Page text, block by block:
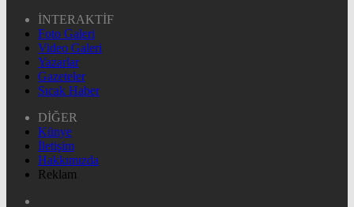
İNTERAKTİF
Foto Galeri
Video Galeri
Yazarlar
Gazeteler
Sıcak Haber
DİĞER
Künye
İletişim
Hakkımızda
Reklam